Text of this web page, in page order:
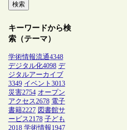
検索
キーワードから検
索（テーマ）
学術情報流通4348
デジタル化4098 デ
ジタルアーカイブ
3349 イベント 3013
災害2754 オープン
アクセス 2678 電子
書籍2227 図書館サ
ービス 2178 子ども
2018 学術情報1947